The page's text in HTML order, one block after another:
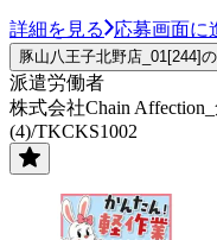
詳細を見る 応募画面に
豚山八王子北野店_01[244]
派遣労働者
株式会社Chain
(4)/TKCKS1002